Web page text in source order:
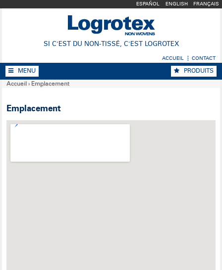
SI C'EST DU NON-TISSÉ, C'EST LOGROTEX
ESPAÑOL ENGLISH FRANÇAIS
ACCUEIL CONTACT
MENU
PRODUITS
Accueil › Emplacement
Emplacement